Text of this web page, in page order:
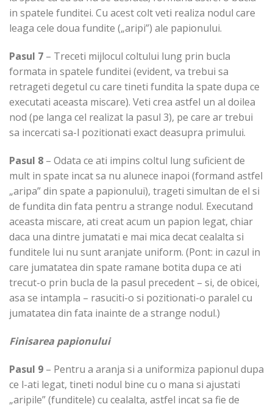
in spatele funditei. Cu acest colt veti realiza nodul care
leaga cele doua fundite („aripi”) ale papionului.
Pasul 7 – Treceti mijlocul coltului lung prin bucla
formata in spatele funditei (evident, va trebui sa
retrageti degetul cu care tineti fundita la spate dupa ce
executati aceasta miscare). Veti crea astfel un al doilea
nod (pe langa cel realizat la pasul 3), pe care ar trebui
sa incercati sa-l pozitionati exact deasupra primului.
Pasul 8 – Odata ce ati impins coltul lung suficient de
mult in spate incat sa nu alunece inapoi (formand astfel
„aripa” din spate a papionului), trageti simultan de el si
de fundita din fata pentru a strange nodul. Executand
aceasta miscare, ati creat acum un papion legat, chiar
daca una dintre jumatati e mai mica decat cealalta si
funditele lui nu sunt aranjate uniform. (Pont: in cazul in
care jumatatea din spate ramane botita dupa ce ati
trecut-o prin bucla de la pasul precedent – si, de obicei,
asa se intampla – rasuciti-o si pozitionati-o paralel cu
jumatatea din fata inainte de a strange nodul.)
Finisarea papionului
Pasul 9 – Pentru a aranja si a uniformiza papionul dupa
ce l-ati legat, tineti nodul bine cu o mana si ajustati
„aripile” (funditele) cu cealalta, astfel incat sa fie de